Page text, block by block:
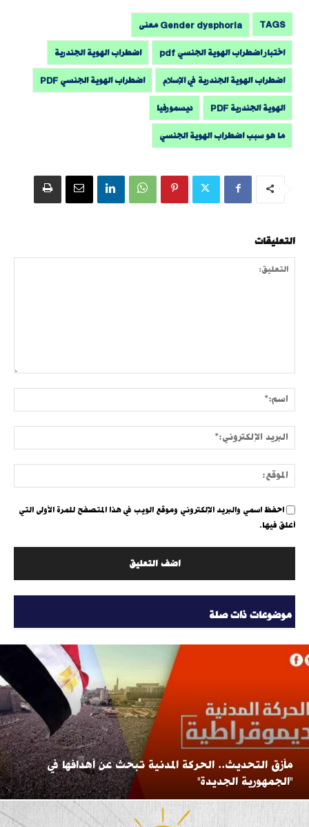
TAGS Gender dysphoria معنى
اختبار اضطراب الهوية الجنسي pdf اضطراب الهوية الجندرية
اضطراب الهوية الجندرية في الإسلام اضطراب الهوية الجنسي PDF
الهوية الجندرية PDF ديسمورفيا
ما هو سبب اضطراب الهوية الجنسي
التعليقات
احفظ اسمي والبريد الإلكتروني وموقع الويب في هذا المتصفح للمرة الأولى التي
أعلق فيها.
موضوعات ذات صلة
مأزق التحديث.. الحركة المدنية تبحث عن أهدافها في
"الجمهورية الجديدة"